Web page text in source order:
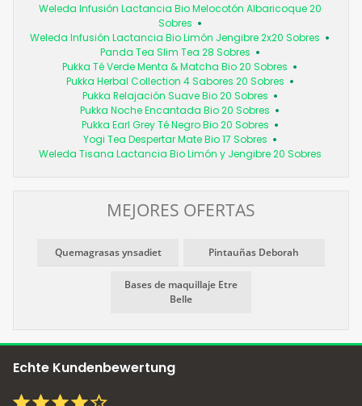
Weleda Infusión Lactancia Bio Melocotón Albaricoque 20
Sobres
Weleda Infusión Lactancia Bio Limón Jengibre 2x20 Sobres
Panda Tea Slim Tea 28 Sobres
Pukka Té Verde Menta & Matcha Bio 20 Sobres
Pukka Herbal Collection 4 Sabores 20 Sobres
Pukka Relajación Suave Bio 20 Sobres
Pukka Noche Encantada Bio 20 Sobres
Pukka Earl Grey Té Negro Bio 20 Sobres
Yogi Tea Despertar Mate Bio 17 Sobres
Weleda Tisana Lactancia Bio Limón y Jengibre 20 Sobres
MEJORES OFERTAS
Quemagrasas ynsadiet Pintauñas Deborah
Bases de maquillaje Etre
Belle
Echte Kundenbewertung